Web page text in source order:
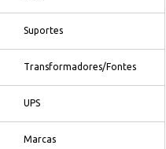
Suportes
Transformadores/Fontes
UPS
Marcas